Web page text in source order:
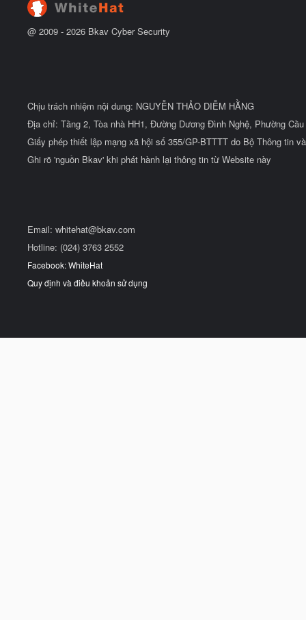
@ 2009 - 2026 Bkav Cyber Security
Chịu trách nhiệm nội dung: NGUYỄN THẢO DIỄM HẰNG
Địa chỉ: Tầng 2, Tòa nhà HH1, Đường Dương Đình Nghệ, Phường
Giấy phép thiết lập mạng xã hội số 355/GP-BTTTT do Bộ Thông tin
Ghi rõ 'nguồn Bkav' khi phát hành lại thông tin từ Website này
Email: whitehat@bkav.com
Hotline: (024) 3763 2552
Facebook: WhiteHat
Quy định và điều khoản sử dụng